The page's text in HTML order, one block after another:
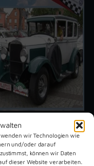
wir Technologien wie
und/oder darauf
können wir Daten
dieser Website verarbeiten.